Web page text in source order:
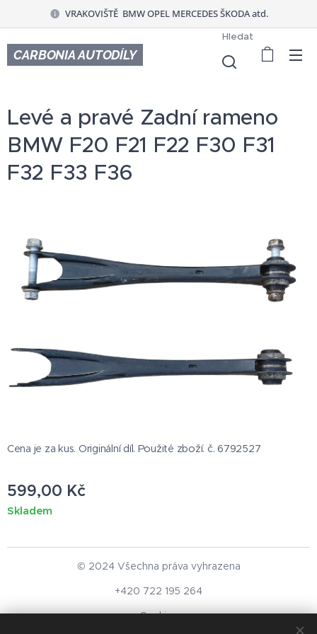
VRAKOVIŠTĚ BMW OPEL MERCEDES ŠKODA atd.
CARBONIA AUTODÍLY
Hledat
Levé a pravé Zadní rameno
BMW F20 F21 F22 F30 F31
F32 F33 F36
Cena je za kus. Originální díl. Použité zboží. č. 6792527
599,00 Kč
Skladem
© 2024 Všechna práva vyhrazena
+420 722 195 264
Cookies